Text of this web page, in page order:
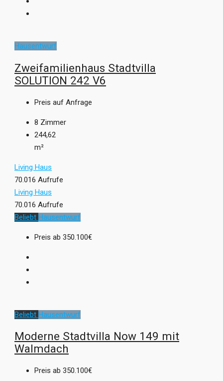
Hausentwurf
Zweifamilienhaus Stadtvilla
SOLUTION 242 V6
Preis auf Anfrage
8 Zimmer
244,62
m²
Living Haus
70.016 Aufrufe
Living Haus
70.016 Aufrufe
Beliebt Hausentwurf
Preis ab 350.100€
Beliebt Hausentwurf
Moderne Stadtvilla Now 149 mit
Walmdach
Preis ab 350.100€